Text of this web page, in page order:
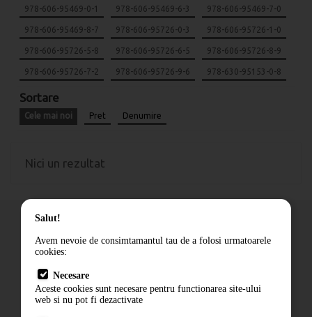
978-606-95469-0-1 978-606-95469-6-3 978-606-95469-7-0
978-606-95469-8-7 978-606-95726-0-3 978-606-95726-1-0
978-606-95726-5-8 978-606-95726-6-5 978-606-95726-8-9
978-606-95726-7-2 978-606-95726-9-6 978-630-95153-0-8
Sortare
Cele mai noi Pret Denumire
Nici un rezultat
Cum comand
Livrare
Contact
Salut!
Avem nevoie de consimtamantul tau de a folosi urmatoarele
cookies:
Necesare
Aceste cookies sunt necesare pentru functionarea site-ului
web si nu pot fi dezactivate